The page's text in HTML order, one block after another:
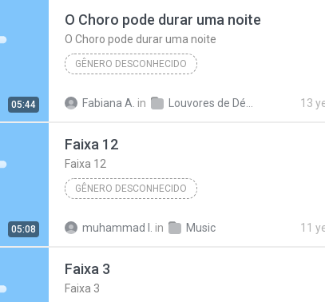
05:44
O Choro pode durar uma noite
O Choro pode durar uma noite
GÊNERO DESCONHECIDO
Gênero Desconhecido
Fabiana A. in 13
05:08
Faixa 12
Faixa 12
GÊNERO DESCONHECIDO
muhammad I. in Music 11
Faixa 3
Faixa 3